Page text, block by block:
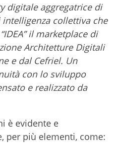
digitale aggregatrice di
collettiva che
il marketplace di
Architetture Digitali
e dal Cefriel. Un
con lo sviluppo
e realizzato da
è evidente e
per più elementi, come: